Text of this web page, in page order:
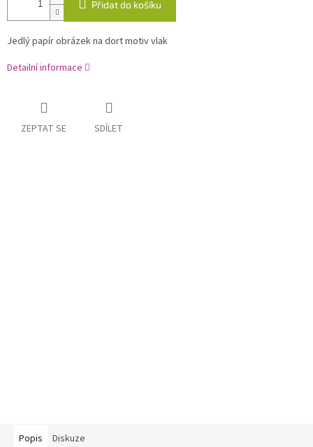
Přidat do košíku
Jedlý papír obrázek na dort motiv vlak
Detailní informace
ZEPTAT SE SDÍLET
Popis Diskuze